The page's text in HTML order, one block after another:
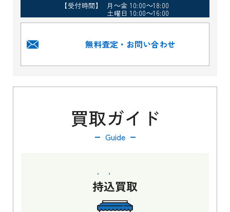
【受付時間】 月～金 10:00～18:00
土曜日 10:00～16:00
無料査定・お問い合わせ
買取ガイド
Guide
持込買取